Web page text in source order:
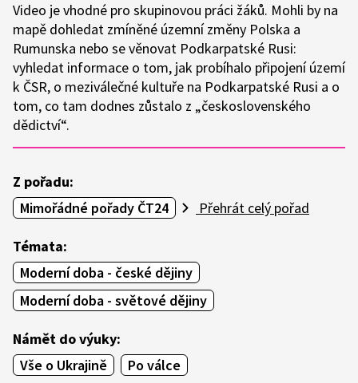
Video je vhodné pro skupinovou práci žáků. Mohli by na
mapě dohledat zmíněné územní změny Polska a
Rumunska nebo se věnovat Podkarpatské Rusi:
vyhledat informace o tom, jak probíhalo připojení území
k ČSR, o meziválečné kultuře na Podkarpatské Rusi a o
tom, co tam dodnes zůstalo z „československého
dědictví“.
Z pořadu:
Mimořádné pořady ČT24
Přehrát celý pořad
Témata:
Moderní doba - české dějiny
Moderní doba - světové dějiny
Námět do výuky:
Vše o Ukrajině
Po válce